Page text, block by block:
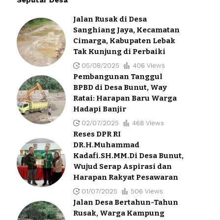
Jalan Rusak di Desa
Sanghiang Jaya, Kecamatan
Cimarga, Kabupaten Lebak
Tak Kunjung di Perbaiki
05/08/2025 406 Views
Pembangunan Tanggul
BPBD di Desa Bunut, Way
Ratai: Harapan Baru Warga
Hadapi Banjir
02/07/2025 468 Views
Reses DPR RI
DR.H.Muhammad
Kadafi.SH.MM.Di Desa Bunut,
Wujud Serap Aspirasi dan
Harapan Rakyat Pesawaran
01/07/2025 506 Views
Jalan Desa Bertahun-Tahun
Rusak, Warga Kampung